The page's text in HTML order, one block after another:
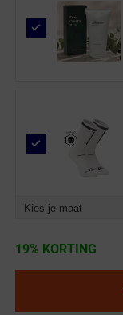
Kies je maat
19% KORTING